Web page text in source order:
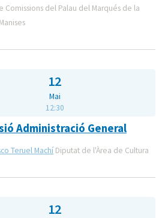
Comissions del Palau del Marqués de la
12
Mai
12:30
Administració General
Teruel Machí Diputat de l'Àrea de Cultura
12